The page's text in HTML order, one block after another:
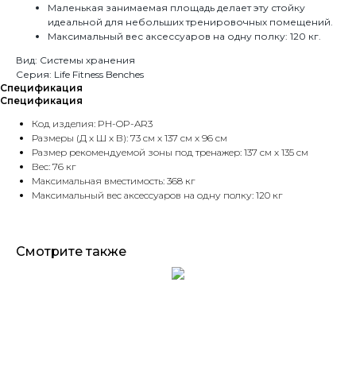
Маленькая занимаемая площадь делает эту стойку
идеальной для небольших тренировочных помещений.
Максимальный вес аксессуаров на одну полку: 120 кг.
Вид: Системы хранения
Серия: Life Fitness Benches
Спецификация
Спецификация
Код изделия: PH-OP-AR3
Размеры (Д х Ш х В): 73 см х 137 см х 96 см
Размер рекомендуемой зоны под тренажер: 137 см х 135 см
Вес: 76 кг
Максимальная вместимость: 368 кг
Максимальный вес аксессуаров на одну полку: 120 кг
Смотрите также